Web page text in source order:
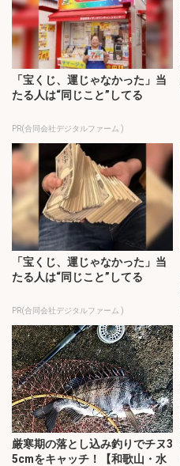
「宝くじ、運じゃなかった」当
たる人は“同じこと”してる
PR(合同会社デジタルファーム )
「宝くじ、運じゃなかった」当
たる人は“同じこと”してる
PR(合同会社デジタルファーム )
厳寒期の落とし込み釣りでチヌ3
5cmをキャッチ！【和歌山・水